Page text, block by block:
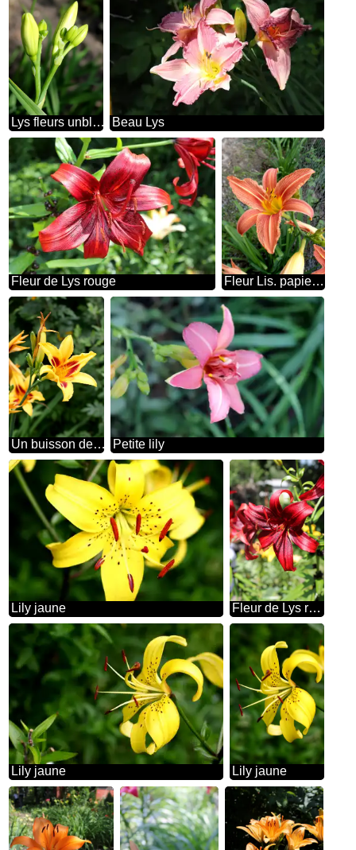
Lys fleurs unblown Beau Lys
Fleur de Lys rouge Fleur Lis. papiers peints pour ordinateur de bureau
Un buisson de lys jaunes Petite lily
Lily jaune Fleur de Lys rouge
Lily jaune Lily jaune